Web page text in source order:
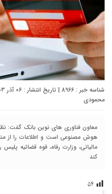
شناسه خبر : 8966 | تاریخ انتشار : 06 آذر 1403 - 15:48 | ارسال توسط :
محمودی
معاون فناوری های نوین بانک گفت:
هوش مصنوعی است و اطلاعات را از
مالیاتی، وزارت رفاه، قوه قضائیه
کند
۵۴